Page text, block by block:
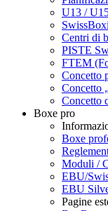
U13 /
Centri di
PISTE
FTEM
Concetto
Concetto
Concetto
Boxe pro
Boxe
Moduli /
EBU/
EBU
Pagine